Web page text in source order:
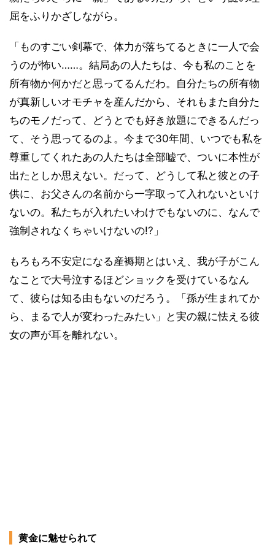
屈をふりかざしながら。
「ものすごい剣幕で、体力が落ちてるときに一人で会
うのが怖い……。結局あの人たちは、今も私のことを
所有物か何かだと思ってるんだわ。自分たちの所有物
が真新しいオモチャを産んだから、それもまた自分た
ちのモノだって、どうとでも好き放題にできるんだっ
て、そう思ってるのよ。今まで30年間、いつでも私を
尊重してくれたあの人たちは全部嘘で、ついに本性が
出たとしか思えない。だって、どうして私と彼との子
供に、お父さんの名前から一字取って入れないといけ
ないの。私たちが入れたいわけでもないのに、なんで
強制されなくちゃいけないの!?」
もろもろ不安定になる産褥期とはいえ、我が子がこん
なことで大号泣するほどショックを受けているなん
て、彼らは知る由もないのだろう。「孫が生まれてか
ら、まるで人が変わったみたい」と実の親に怯える彼
女の声が耳を離れない。
黄金に魅せられて